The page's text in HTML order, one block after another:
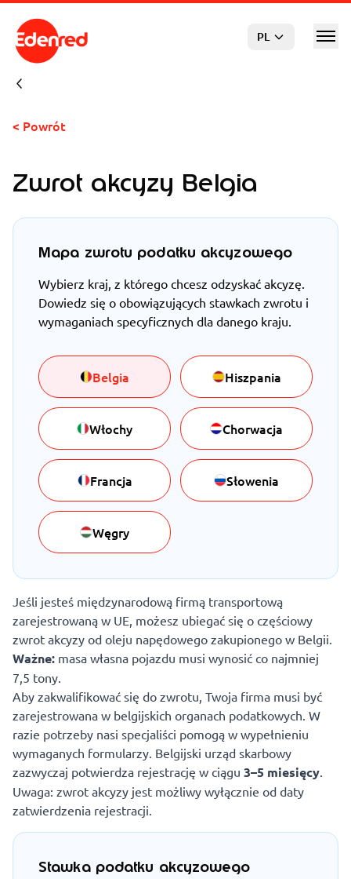
Przejdź do głównej treści
PL
< Powrót
Zwrot akcyzy Belgia
Jeśli jesteś międzynarodową firmą transportową
zarejestrowaną w UE, możesz ubiegać się o częściowy
zwrot akcyzy od oleju napędowego zakupionego w Belgii.
Ważne: masa własna pojazdu musi wynosić co najmniej
7,5 tony.
Aby zakwalifikować się do zwrotu, Twoja firma musi być
zarejestrowana w belgijskich organach podatkowych. W
razie potrzeby nasi specjaliści pomogą w wypełnieniu
wymaganych formularzy. Belgijski urząd skarbowy
zazwyczaj potwierdza rejestrację w ciągu 3–5 miesięcy.
Uwaga: zwrot akcyzy jest możliwy wyłącznie od daty
zatwierdzenia rejestracji.
Mapa zwrotu podatku akcyzowego
Wybierz kraj, z którego chcesz odzyskać akcyzę.
Dowiedz się o obowiązujących stawkach zwrotu i
wymaganiach specyficznych dla danego kraju.
Belgia Hiszpania
Włochy Chorwacja
Francja Słowenia
Węgry
Stawka podatku akcyzowego